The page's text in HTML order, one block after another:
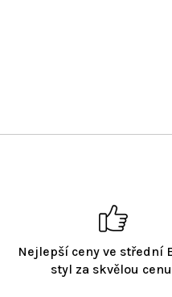
Nejlepší ceny ve střední
styl za skvělou